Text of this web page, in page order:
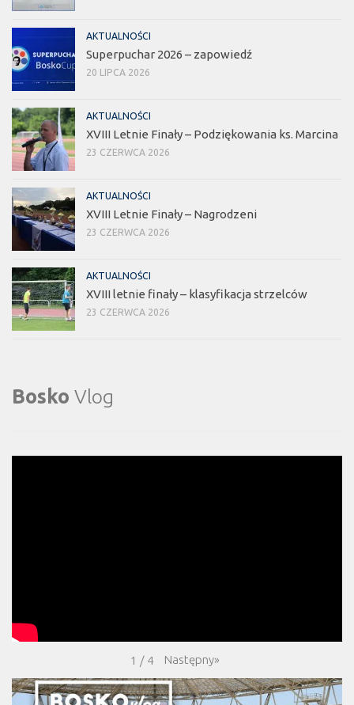
AKTUALNOŚCI
Superpuchar 2026 – zapowiedź
20 LIPCA 2026
AKTUALNOŚCI
XVIII Letnie Finały – Podziękowania ks. Marcina
23 CZERWCA 2026
AKTUALNOŚCI
XVIII Letnie Finały – Nagrodzeni
23 CZERWCA 2026
AKTUALNOŚCI
XVIII letnie finały – klasyfikacja strzelców
23 CZERWCA 2026
Bosko Vlog
1 / 4 Następny»